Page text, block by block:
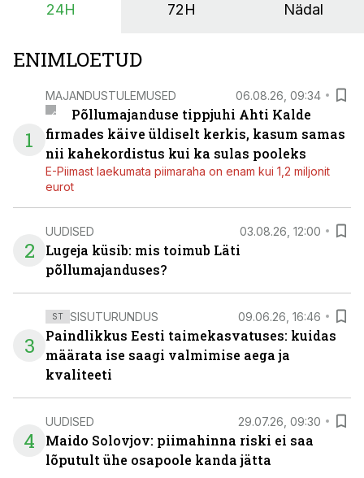
24H 72H Nädal
ENIMLOETUD
1
MAJANDUSTULEMUSED 06.08.26, 09:34
Põllumajanduse tippjuhi Ahti Kalde
firmades käive üldiselt kerkis, kasum samas
nii kahekordistus kui ka sulas pooleks
E-Piimast laekumata piimaraha on enam kui 1,2 miljonit
eurot
2
UUDISED 03.08.26, 12:00
Lugeja küsib: mis toimub Läti
põllumajanduses?
3
ST SISUTURUNDUS 09.06.26, 16:46
Paindlikkus Eesti taimekasvatuses: kuidas
määrata ise saagi valmimise aega ja
kvaliteeti
4
UUDISED 29.07.26, 09:30
Maido Solovjov: piimahinna riski ei saa
lõputult ühe osapoole kanda jätta